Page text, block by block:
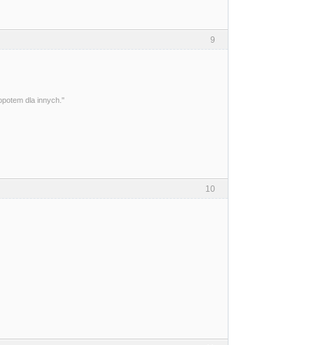
9
dla innych."
10